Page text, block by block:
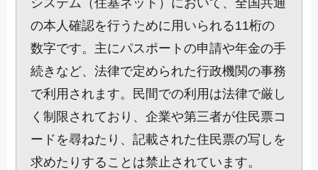
の本人確認を行うために用いられる11桁の
数字です。主にパスポートの申請や年金の手
続きなど、法律で定められた行政機関の事務
で利用されます。民間での利用は法律で厳し
く制限されており、企業や第三者が住民票コ
ードを尋ねたり、記載された住民票の写しを
求めたりすることは禁止されています。